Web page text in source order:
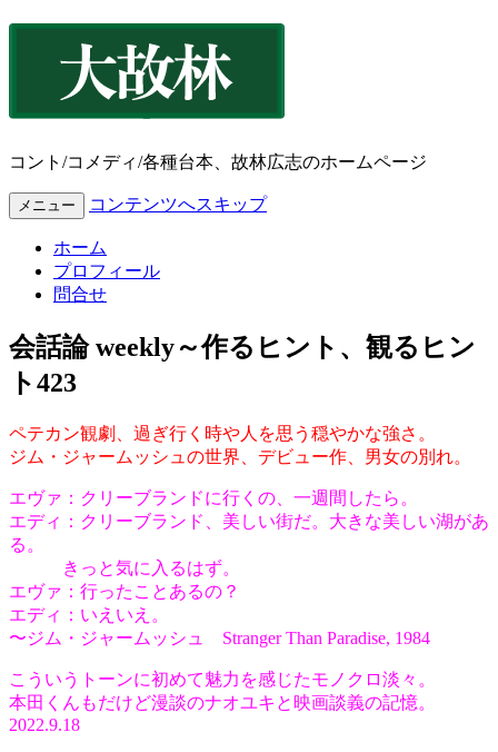
コント/コメディ/各種台本、故林広志のホームページ
メニュー コンテンツへスキップ
ホーム
プロフィール
問合せ
会話論 weekly～作るヒント、観るヒン
ト423
ペテカン観劇、過ぎ行く時や人を思う穏やかな強さ。
ジム・ジャームッシュの世界、デビュー作、男女の別れ。
エヴァ：クリーブランドに行くの、一週間したら。
エディ：クリーブランド、美しい街だ。大きな美しい湖があ
る。
きっと気に入るはず。
エヴァ：行ったことあるの？
エディ：いえいえ。
〜ジム・ジャームッシュ Stranger Than Paradise, 1984
こういうトーンに初めて魅力を感じたモノクロ淡々。
本田くんもだけど漫談のナオユキと映画談義の記憶。
2022.9.18